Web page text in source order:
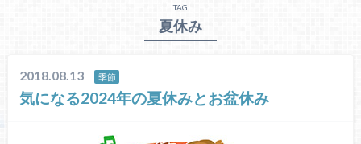
TAG
夏休み
2018.08.13 季節
気になる2024年の夏休みとお盆休み